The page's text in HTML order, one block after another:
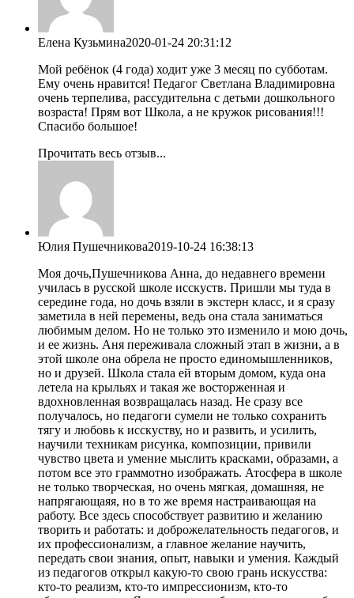
Елена Кузьмина2020-01-24 20:31:12
Мой ребёнок (4 года) ходит уже 3 месяц по субботам.
Ему очень нравится! Педагог Светлана Владимировна
очень терпелива, рассудительна с детьми дошкольного
возраста! Прям вот Школа, а не кружок рисования!!!
Спасибо большое!
Прочитать весь отзыв...
Юлия Пушечникова2019-10-24 16:38:13
Моя дочь,Пушечникова Анна, до недавнего времени
училась в русской школе исскуств. Пришли мы туда в
середине года, но дочь взяли в экстерн класс, и я сразу
заметила в ней перемены, ведь она стала заниматься
любимым делом. Но не только это изменило и мою дочь,
и ее жизнь. Аня переживала сложный этап в жизни, а в
этой школе она обрела не просто единомышленников,
но и друзей. Школа стала ей вторым домом, куда она
летела на крыльях и такая же восторженная и
вдохновленная возвращалась назад. Не сразу все
получалось, но педагоги сумели не только сохранить
тягу и любовь к исскуству, но и развить, и усилить,
научили техникам рисунка, композиции, привили
чувство цвета и умение мыслить красками, образами, а
потом все это граммотно изображать. Атосфера в школе
не только творческая, но очень мягкая, домашняя, не
напрягающаяя, но в то же время настраивающая на
работу. Все здесь способствует развитию и желанию
творить и работать: и доброжелательность педагогов, и
их профессионализм, а главное желание научить,
передать свои знания, опыт, навыки и умения. Каждый
из педагогов открыл какую-то свою грань искусства:
кто-то реализм, кто-то импрессионизм, кто-то